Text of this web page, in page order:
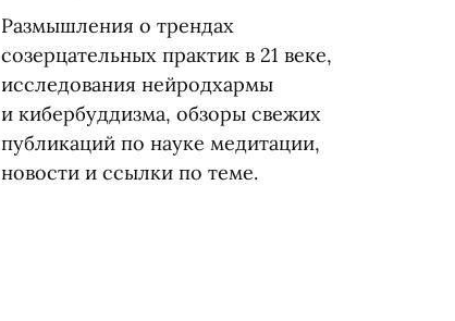
Размышления о трендах
созерцательных практик в 21 веке,
исследования нейродхармы
и кибербуддизма, обзоры свежих
публикаций по науке медитации,
новости и ссылки по теме.